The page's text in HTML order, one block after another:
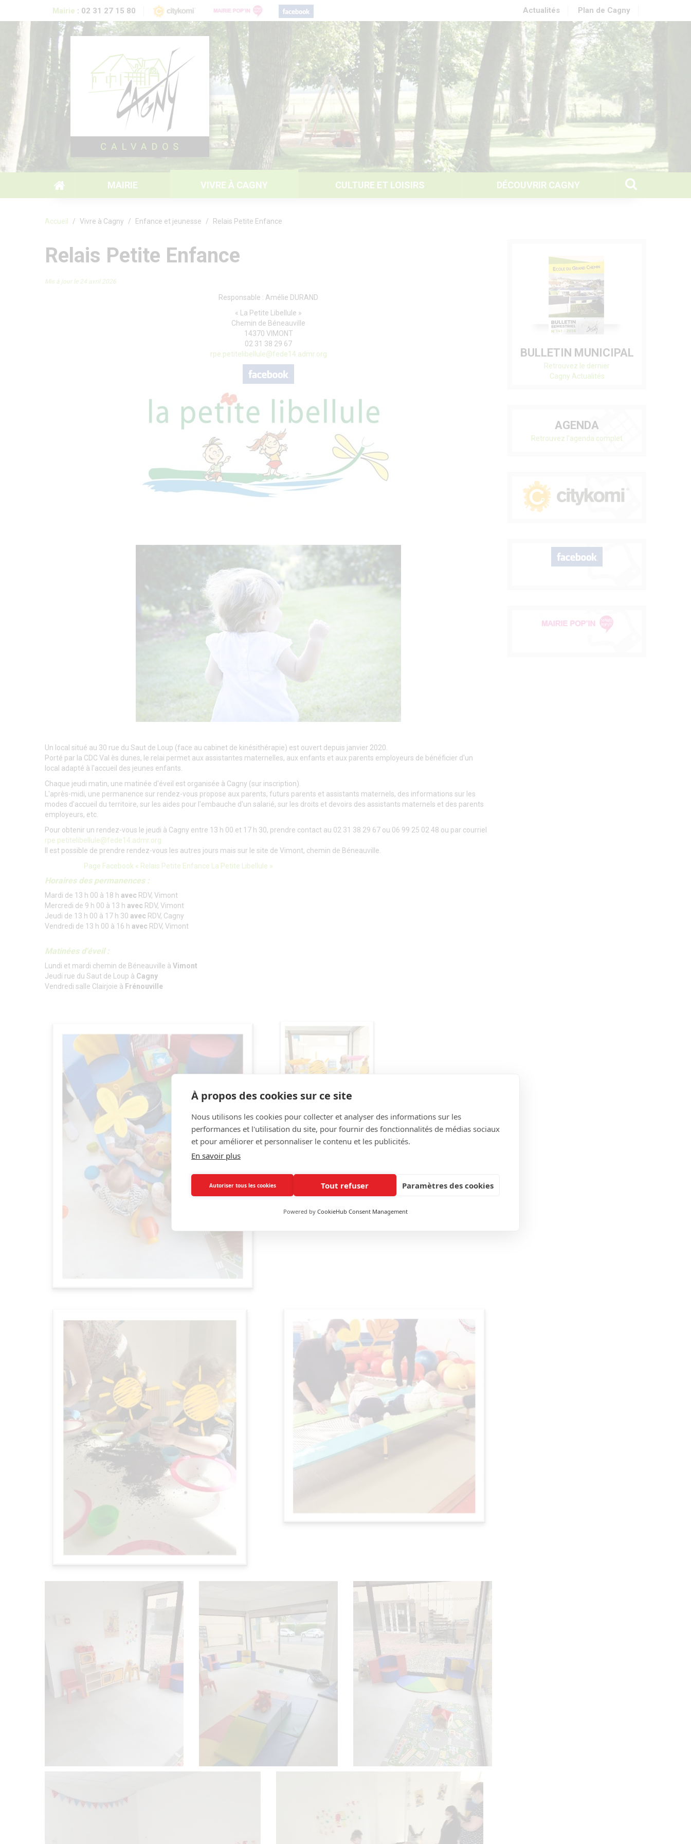
Mairie : 02 31 27 15 80 Actualités Plan de Cagny
MAIRIE VIVRE À CAGNY CULTURE ET LOISIRS DÉCOUVRIR CAGNY
Formulaire de recherche
Accueil Vivre à Cagny Enfance et jeunesse Relais Petite Enfance
Relais Petite Enfance
Mis à jour le 24 avril 2026
Responsable : Amélie DURAND
« La Petite Libellule »
Chemin de Béneauville
14370 VIMONT
02 31 38 29 67
rpe.petitelibellule@fede14.admr.org
Un local situé au 30 rue du Saut de Loup (face au cabinet de kinésithérapie) est ouvert depuis janvier 2020.
Porté par la CDC Val ès dunes, le relai permet aux assistantes maternelles, aux enfants et aux parents employeurs de bénéficier d'un
local adapté à l'accueil des jeunes enfants.
Chaque jeudi matin, une matinée d'éveil est organisée à Cagny (sur inscription).
L'après-midi, une permanence sur rendez-vous propose aux parents, futurs parents et assistants maternels, des informations sur les
modes d'accueil du territoire, sur les aides pour l'embauche d'un salarié, sur les droits et devoirs des assistants maternels et des parents
employeurs, etc.
Pour obtenir un rendez-vous le jeudi à Cagny entre 13 h 00 et 17 h 30, prendre contact au 02 31 38 29 67 ou 06 99 25 02 48 ou par courriel
rpe.petitelibellule@fede14.admr.org
Il est possible de prendre rendez-vous les autres jours mais sur le site de Vimont, chemin de Béneauville.
Page Facebook « Relais Petite Enfance La Petite Libellule »
Horaires des permanences :
Mardi de 13 h 00 à 18 h avec RDV, Vimont
Mercredi de 9 h 00 à 13 h avec RDV, Vimont
Jeudi de 13 h 00 à 17 h 30 avec RDV, Cagny
Vendredi de 13 h 00 à 16 h avec RDV, Vimont
Matinées d'éveil :
Lundi et mardi chemin de Béneauville à Vimont
Jeudi rue du Saut de Loup à Cagny
Vendredi salle Clairjoie à Frénouville
BULLETIN MUNICIPAL
Retrouvez le dernier
Cagny Actualités
AGENDA
Retrouvez l'agenda complet
À propos des cookies sur ce site
Nous utilisons les cookies pour collecter et analyser des informations sur les
performances et l'utilisation du site, pour fournir des fonctionnalités de médias sociaux
et pour améliorer et personnaliser le contenu et les publicités.
En savoir plus
Autoriser tous les cookies Tout refuser Paramètres des cookies
Powered by CookieHub Consent Management